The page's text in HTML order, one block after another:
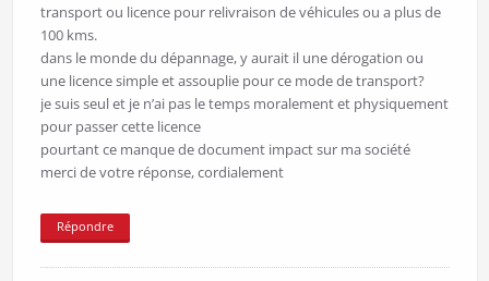
transport ou licence pour relivraison de véhicules ou a plus de
100 kms.
dans le monde du dépannage, y aurait il une dérogation ou
une licence simple et assouplie pour ce mode de transport?
je suis seul et je n’ai pas le temps moralement et physiquement
pour passer cette licence
pourtant ce manque de document impact sur ma société
merci de votre réponse, cordialement
Répondre